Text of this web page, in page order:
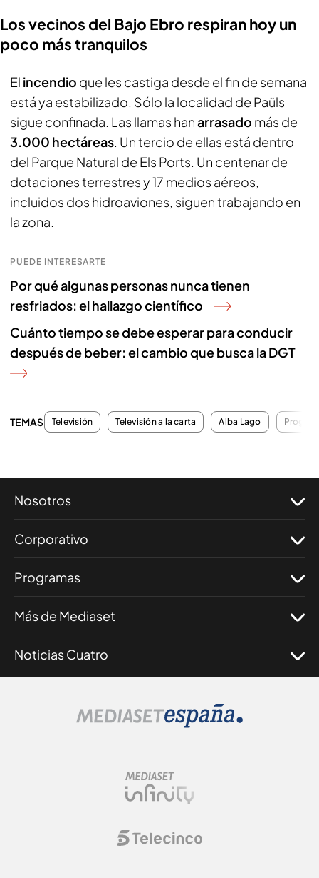
Los vecinos del Bajo Ebro respiran hoy un
poco más tranquilos
El incendio que les castiga desde el fin de semana
está ya estabilizado. Sólo la localidad de Paüls
sigue confinada. Las llamas hanarrasado más de
3.000 hectáreas. Un tercio de ellas está dentro
del Parque Natural de Els Ports. Un centenar de
dotaciones terrestres y 17 medios aéreos,
incluidos dos hidroaviones, siguen trabajando en
la zona.
PUEDE INTERESARTE
Por qué algunas personas nunca tienen
resfriados: el hallazgo científico
Cuánto tiempo se debe esperar para conducir
después de beber: el cambio que busca la DGT
TEMAS Televisión Televisión a la carta Alba Lago
Nosotros
Corporativo
Programas
Más de Mediaset
Noticias Cuatro